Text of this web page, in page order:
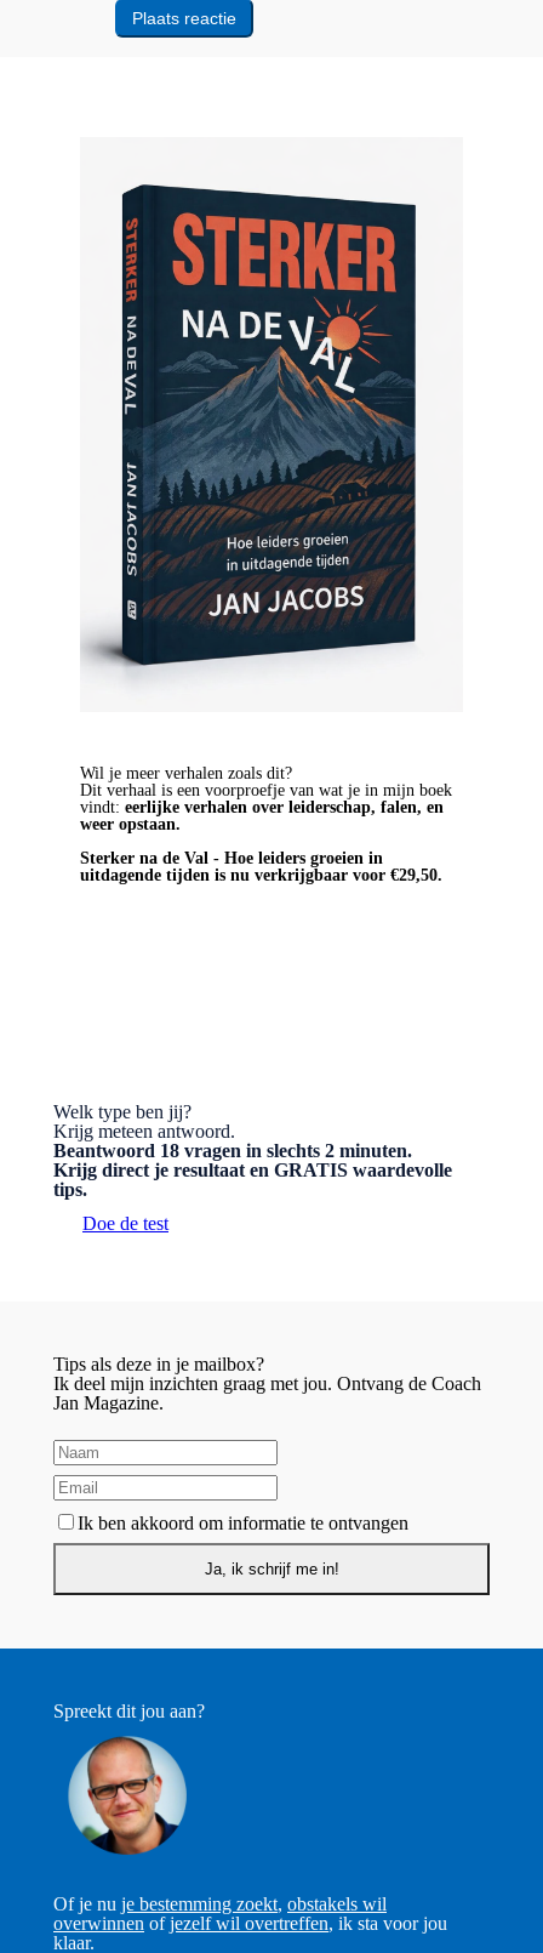
Wil je meer verhalen zoals dit?
Dit verhaal is een voorproefje van wat je in mijn boek
vindt: eerlijke verhalen over leiderschap, falen, en
weer opstaan.
Sterker na de Val - Hoe leiders groeien in
uitdagende tijden is nu verkrijgbaar voor €29,50.
Welk type ben jij?
Krijg meteen antwoord.
Beantwoord 18 vragen in slechts 2 minuten.
Krijg direct je resultaat en GRATIS waardevolle
tips.
Doe de test
Tips als deze in je mailbox?
Ik deel mijn inzichten graag met jou. Ontvang de Coach
Jan Magazine.
Ik ben akkoord om informatie te ontvangen
Spreekt dit jou aan?
Of je nu je bestemming zoekt, obstakels wil
overwinnen ofjezelf wil overtreffen, ik sta voor jou
klaar.